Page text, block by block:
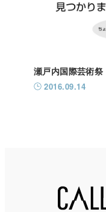
瀬戸内国際芸術祭
2016.09.14